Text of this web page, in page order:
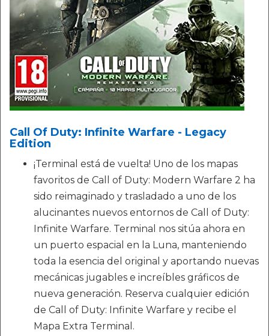
Call Of Duty: Infinite Warfare - Legacy
Edition
¡Terminal está de vuelta! Uno de los mapas
favoritos de Call of Duty: Modern Warfare 2 ha
sido reimaginado y trasladado a uno de los
alucinantes nuevos entornos de Call of Duty:
Infinite Warfare. Terminal nos sitúa ahora en
un puerto espacial en la Luna, manteniendo
toda la esencia del original y aportando nuevas
mecánicas jugables e increíbles gráficos de
nueva generación. Reserva cualquier edición
de Call of Duty: Infinite Warfare y recibe el
Mapa Extra Terminal.